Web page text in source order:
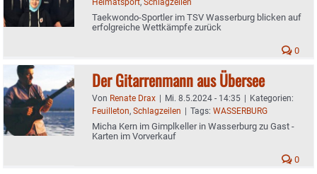
Taekwondo-Sportler im TSV Wasserburg blicken auf
erfolgreiche Wettkämpfe zurück
0
Der Gitarrenmann aus Übersee
Von Renate Drax | Mi. 8.5.2024 - 14:35 | Kategorien:
Feuilleton, Schlagzeilen | Tags: WASSERBURG
Micha Kern im Gimplkeller in Wasserburg zu Gast -
Karten im Vorverkauf
0